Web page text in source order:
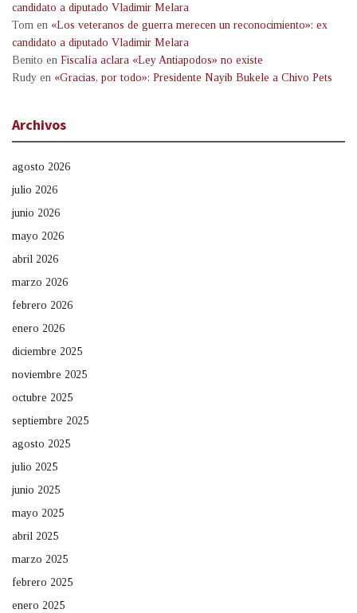
candidato a diputado Vladimir Melara
Tom en «Los veteranos de guerra merecen un reconocimiento»: ex
candidato a diputado Vladimir Melara
Benito en Fiscalía aclara «Ley Antiapodos» no existe
Rudy en «Gracias, por todo»: Presidente Nayib Bukele a Chivo Pets
Archivos
agosto 2026
julio 2026
junio 2026
mayo 2026
abril 2026
marzo 2026
febrero 2026
enero 2026
diciembre 2025
noviembre 2025
octubre 2025
septiembre 2025
agosto 2025
julio 2025
junio 2025
mayo 2025
abril 2025
marzo 2025
febrero 2025
enero 2025